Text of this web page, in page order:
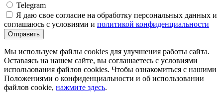
Telegram
Я даю свое согласие на обработку персональных данных и
соглашаюсь с условиями и политикой конфиденциальности
Отправить
Мы используем файлы cookies для улучшения работы сайта.
Оставаясь на нашем сайте, вы соглашаетесь с условиями
использования файлов cookies. Чтобы ознакомиться с нашими
Положениями о конфиденциальности и об использовании
файлов cookie, нажмите здесь.